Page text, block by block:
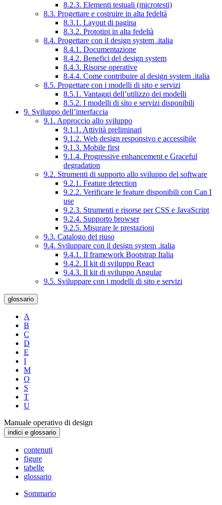
8.2.3. Elementi testuali (microtesti)
8.3. Progettare e costruire in alta fedeltà
8.3.1. Layout di pagina
8.3.2. Prototipi in alta fedeltà
8.4. Progettare con il design system .italia
8.4.1. Documentazione
8.4.2. Benefici del design system
8.4.3. Risorse operative
8.4.4. Come contribuire al design system .italia
8.5. Progettare con i modelli di sito e servizi
8.5.1. Vantaggi dell’utilizzo dei modelli
8.5.2. I modelli di sito e servizi disponibili
9. Sviluppo dell’interfaccia
9.1. Approccio allo sviluppo
9.1.1. Attività preliminari
9.1.2. Web design responsivo e accessibile
9.1.3. Mobile first
9.1.4. Progressive enhancement e Graceful
degradation
9.2. Strumenti di supporto allo sviluppo del software
9.2.1. Feature detection
9.2.2. Verificare le feature disponibili con Can I
use
9.2.3. Strumenti e risorse per CSS e JavaScript
9.2.4. Supporto browser
9.2.5. Misurare le prestazioni
9.3. Catalogo del riuso
9.4. Sviluppare con il design system .italia
9.4.1. Il framework Bootstrap Italia
9.4.2. Il kit di sviluppo React
9.4.3. Il kit di sviluppo Angular
9.5. Sviluppare con i modelli di sito e servizi
glossario
A
B
C
D
E
I
M
O
S
T
U
Manuale operativo di design
indici e glossario
contenuti
figure
tabelle
glossario
Sommario